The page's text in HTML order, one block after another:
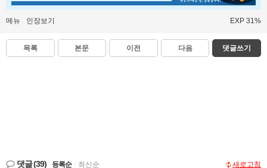
메뉴 인장보기 EXP 31%
목록 본문 이전 다음 댓글쓰기
댓글(39) 등록순 최신순 새로고침